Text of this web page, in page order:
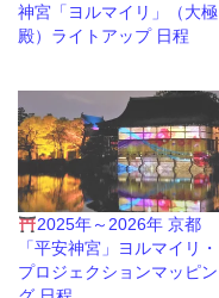
神宮「ヨルマイリ」（大極
殿）ライトアップ 日程
2025年～2026年 京都
「平安神宮」ヨルマイリ・
プロジェクションマッピン